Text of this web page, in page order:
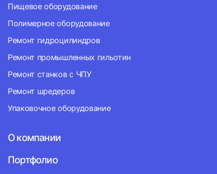
Пищевое оборудование
Полимерное оборудование
Ремонт гидроцилиндров
Ремонт промышленных гильотин
Ремонт станков с ЧПУ
Ремонт шредеров
Упаковочное оборудование
О компании
Портфолио